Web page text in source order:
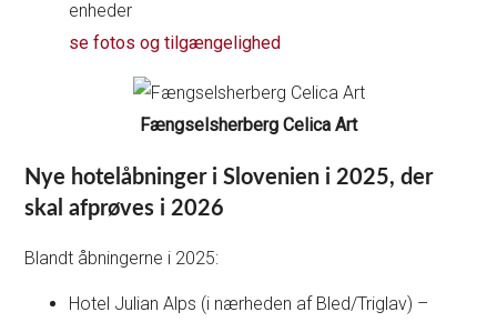
enheder
se fotos og tilgængelighed
Fængselsherberg Celica Art
Nye hotelåbninger i Slovenien i 2025, der
skal afprøves i 2026
Blandt åbningerne i 2025:
Hotel Julian Alps (i nærheden af Bled/Triglav) –